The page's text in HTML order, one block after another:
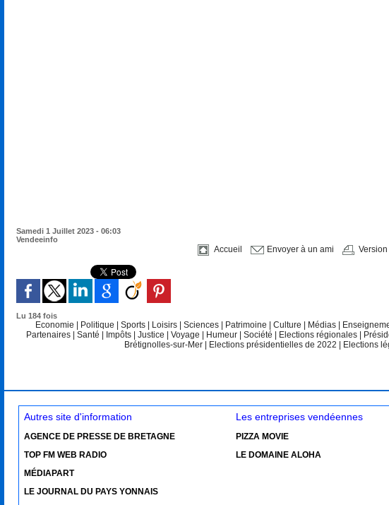
Samedi 1 Juillet 2023 - 06:03
Vendeeinfo
Accueil Envoyer à un ami
Lu 184 fois
Economie Politique |Sports Loisirs |Sciences Patrimoine |Culture Médias
Partenaires
|Santé Impôts |Justice |Voyage Humeur |Société Elections régionales
Brétignolles-sur-Mer
Elections présidentielles de 2022 Elections
Autres site d'information
AGENCE DE PRESSE DE BRETAGNE
TOP FM WEB RADIO
MÉDIAPART
LE JOURNAL DU PAYS YONNAIS
Les entreprises vendéennes
PIZZA MOVIE
LE DOMAINE ALOHA